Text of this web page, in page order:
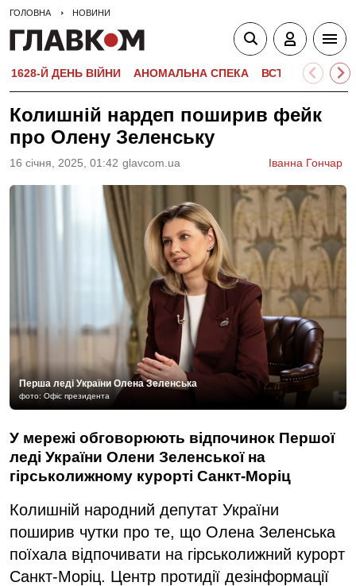
ГОЛОВНА НОВИНИ
1628-Й ДЕНЬ ВІЙНИ АНОМАЛЬНА СПЕКА ВСТУПНА
Колишній нардеп поширив фейк
про Олену Зеленську
16 сiчня, 2025, 01:42 glavcom.ua Іванна Гончар
Перша леді України Олена Зеленська
фото: Офіс президента
У мережі обговорюють відпочинок Першої
леді України Олени Зеленської на
гірськолижному курорті Санкт-Моріц
Колишній народний депутат України
поширив чутки про те, що Олена Зеленська
поїхала відпочивати на гірськолижний курорт
Санкт-Моріц. Центр протидії дезінформації